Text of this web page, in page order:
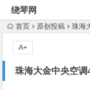
绕琴网
首页 原创投稿 珠海
珠海大金中央空
A+